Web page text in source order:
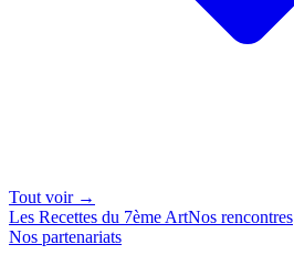
Tout voir →
Les Recettes du 7ème ArtNos rencontres
Nos partenariats